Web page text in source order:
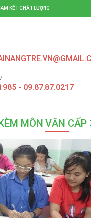
KẾT CHẤT LƯỢNG
- 09.87.87.0217
MÔN VĂN